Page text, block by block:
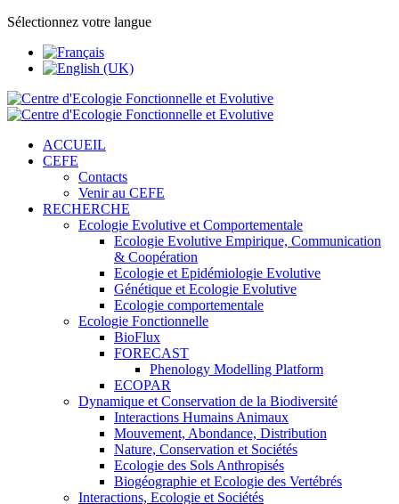
Sélectionnez votre langue
ACCUEIL
CEFE
Contacts
Venir au CEFE
RECHERCHE
Ecologie Evolutive et Comportementale
Ecologie Evolutive Empirique, Communication
& Coopération
Ecologie et Epidémiologie Evolutive
Génétique et Ecologie Evolutive
Ecologie comportementale
Ecologie Fonctionnelle
BioFlux
FORECAST
Phenology Modelling Platform
ECOPAR
Dynamique et Conservation de la Biodiversité
Interactions Humains Animaux
Mouvement, Abondance, Distribution
Nature, Conservation et Sociétés
Ecologie des Sols Anthropisés
Biogéographie et Ecologie des Vertébrés
Interactions, Ecologie et Sociétés